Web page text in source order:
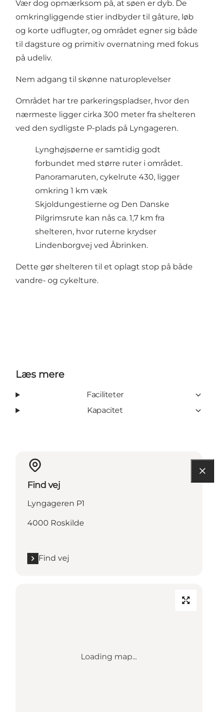
Vær dog opmærksom på, at søen er dyb. De
omkringliggende stier indbyder til gåture, løb
og korte udflugter, og området egner sig både
til dagsture og primitiv overnatning med fokus
på udeliv.
Nem adgang til skønne naturoplevelser
Området har tre parkeringspladser, hvor den
nærmeste ligger cirka 300 meter fra shelteren
ved den sydligste P-plads på Lyngageren.
Lynghøjsøerne er samtidig godt
forbundet med større ruter i området.
Panoramaruten, cykelrute 430, ligger
omkring 1 km væk
Skjoldungestierne og Den Danske
Pilgrimsrute kan nås ca. 1,7 km fra
shelteren, hvor ruterne krydser
Lindenborgvej ved Åbrinken.
Dette gør shelteren til et oplagt stop på både
vandre- og cykelture.
Læs mere
Faciliteter
Kapacitet
Find vej
Lyngageren P1
4000 Roskilde
Find vej
Loading map...